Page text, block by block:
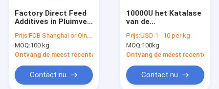
Factory Direct Feed
Additives in Pluimvee
Oxidase Enzym
Poeder
Prijs:FOB Shanghai or Qingdao USD 3.08-USD 10.46
MOQ:100 kg
Ontvang de meest recente Prijs
Contact nu
10000U het Katalase
van de
Prijs:USD 1 - 10 per kg
MOQ:100kg
Ontvang de meest recente
Contact nu